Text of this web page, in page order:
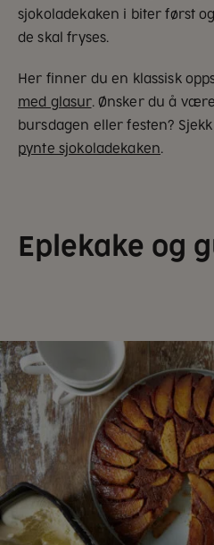
sjokoladekaken i biter først
de skal fryses.
Her finner du en klassisk
med glasur. Ønsker du å
bursdagen eller festen?
pynte sjokoladekaken.
Eplekake og